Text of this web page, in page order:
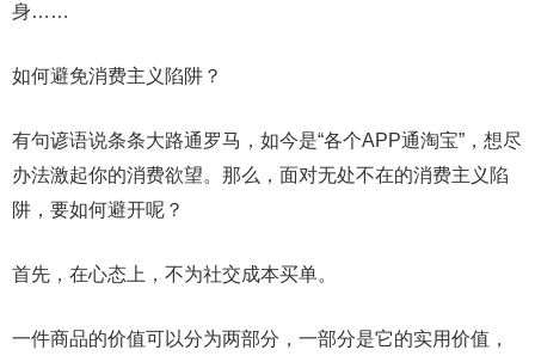
身……
如何避免消费主义陷阱？
有句谚语说条条大路通罗马，如今是“各个APP通淘宝”，想尽
办法激起你的消费欲望。那么，面对无处不在的消费主义陷
阱，要如何避开呢？
首先，在心态上，不为社交成本买单。
一件商品的价值可以分为两部分，一部分是它的实用价值，